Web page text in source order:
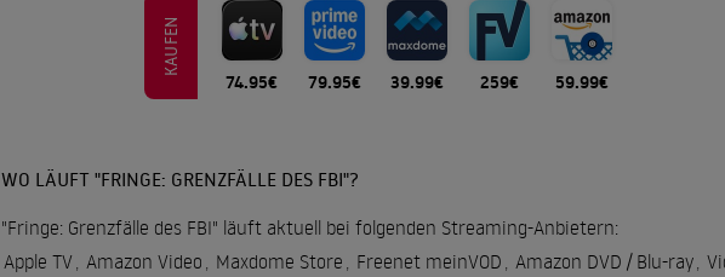
KAUFEN
74.95€ 79.95€ 39.99€ 259€ 59.99€
WO LÄUFT "FRINGE: GRENZFÄLLE DES FBI"?
"Fringe: Grenzfälle des FBI" läuft aktuell bei folgenden Streaming-Anbietern:
Apple TV
Amazon Video Maxdome Store Freenet meinVOD Amazon DVD / Blu-ray